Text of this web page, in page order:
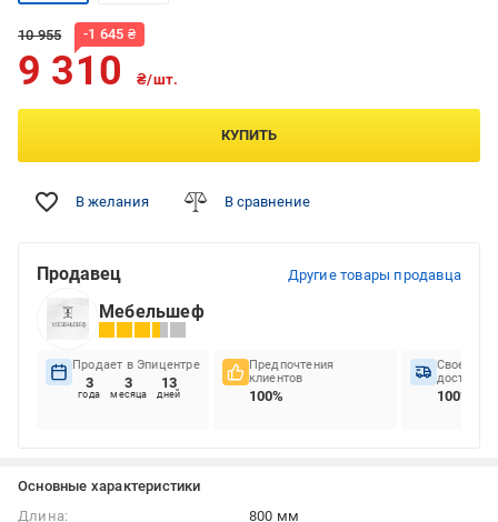
10 955 -1 645 ₴
9 310 ₴/шт.
КУПИТЬ
В желания В сравнение
Продавец Другие товары продавца
Мебельшеф
Продает в Эпицентре
3
года
3
месяца
13
дней
Предпочтения
клиентов
100%
доставок
100%
Основные характеристики
Длина:
800 мм